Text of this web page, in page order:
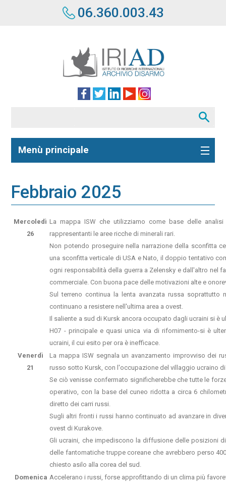
06.360.003.43
Menù principale
Febbraio 2025
Mercoledì
26
La mappa ISW che utilizziamo come base delle
rappresentanti le aree ricche di minerali rari.
Non potendo proseguire nella narrazione della sconfitta
una sconfitta verticale di USA e Nato, il doppio tentativo
ogni responsabilità della guerra a Zelensky e dall'altro nel
commerciale. Con buona pace delle motivazioni alte e
Sul terreno continua la lenta avanzata russa
continuano a resistere nell'ultima area a ovest.
Il saliente a sud di Kursk ancora occupato dagli ucraini si
H07 - principale e quasi unica via di rifornimento-si è
ucraini, il cui esito per ora è inefficace.
Venerdì
21
La mappa ISW segnala un avanzamento improvviso dei
russo sotto Kursk, con l'occupazione del villaggio ucraino
Se ciò venisse confermato significherebbe che tutte le
operativo, con la base del cuneo ridotta a circa 6
diretto dei carri russi.
Sugli altri fronti i russi hanno continuato ad avanzare in
ovest di Kurakove.
Gli ucraini, che impediscono la diffusione delle posizioni
delle fantomatiche truppe coreane che avrebbero perso
chiesto asilo alla corea del sud.
Domenica Accelerano i russi, forse approfittando di un clima più